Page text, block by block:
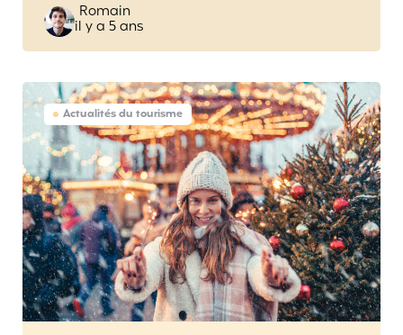
Posted
by
Romain
il y a 5 ans
Actualités du tourisme